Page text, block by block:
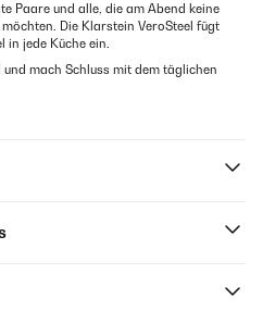
Paare und alle, die am Abend keine
Die Klarstein VeroSteel fügt
in jede Küche ein.
mach Schluss mit dem täglichen